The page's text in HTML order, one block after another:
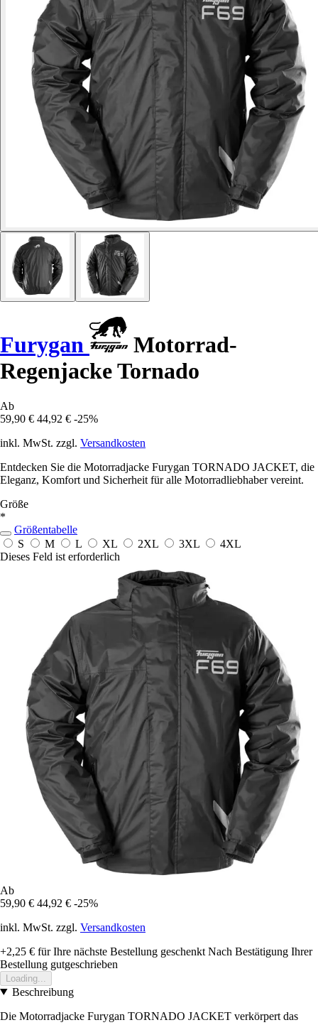
Furygan
Motorrad-
Regenjacke Tornado
Ab
59,90 € 44,92 € -25%
inkl. MwSt. zzgl. Versandkosten
Entdecken Sie die Motorradjacke Furygan TORNADO JACKET, die
Eleganz, Komfort und Sicherheit für alle Motorradliebhaber vereint.
Größe
*
Größentabelle
S
M L XL 2XL 3XL
4XL
Dieses Feld ist erforderlich
Ab
59,90 € 44,92 € -25%
inkl. MwSt. zzgl. Versandkosten
+2,25 € für Ihre nächste Bestellung geschenkt Nach Bestätigung Ihrer
Bestellung gutgeschrieben
Loading...
Beschreibung
Die Motorradjacke Furygan TORNADO JACKET verkörpert das